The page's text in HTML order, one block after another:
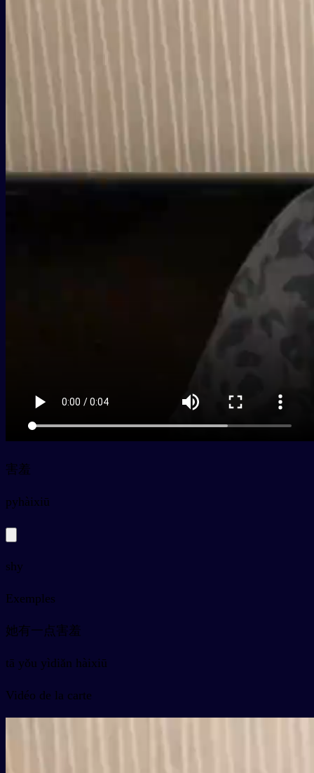
害羞
pyhàixiū
shy
Exemples
她有一点害羞
tā yǒu yìdiǎn hàixiū
Vidéo de la carte